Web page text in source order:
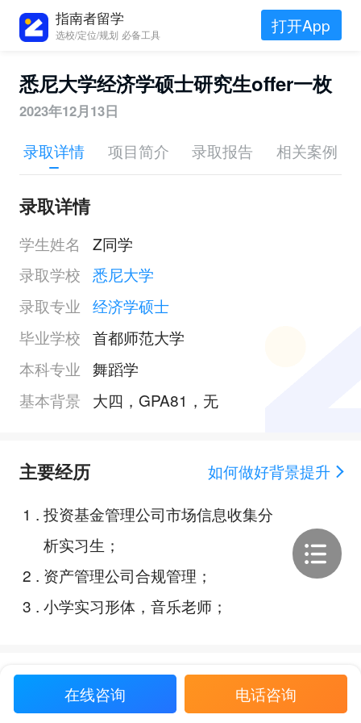
指南者留学
选校/定位/规划 必备工具 打开App
悉尼大学经济学硕士研究生offer一枚
2023年12月13日
录取详情 项目简介 录取报告 相关案例
录取详情
学生姓名
Z同学
录取学校 悉尼大学
录取专业 经济学硕士
毕业学校 首都师范大学
本科专业
舞蹈学
基本背景
大四，GPA81，无
主要经历
如何做好背景提升
1 . 投资基金管理公司市场信息收集分
析实习生；
2 . 资产管理公司合规管理；
3 . 小学实习形体，音乐老师；
Offer展示在线咨询 电话咨询